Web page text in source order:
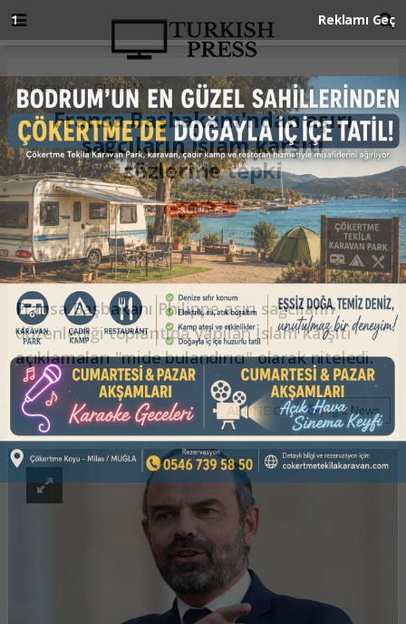
Anasayfa GÜNDEM
Fransa Başbakanı'ndan aşırı
sağcıların İslam karşıtı
sözlerine tepki
GÜNDEM
30.09.2019 - 02:54, Güncelleme: 30.09.2019 - 02:54
Fransa Başbakanı Philippe aşırı sağcıların
düzenlediği toplantıda yapılan İslam karşıtı
açıklamaları "mide bulandırıcı" olarak niteledi.
ABONE OL